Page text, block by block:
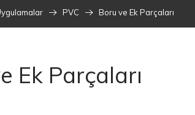
PVC Boru ve Ek Parçaları
Ek Parçaları